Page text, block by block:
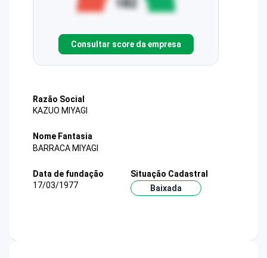
Consultar score da empresa
Razão Social
KAZUO MIYAGI
Nome Fantasia
BARRACA MIYAGI
Data de fundação
17/03/1977
Situação Cadastral
Baixada